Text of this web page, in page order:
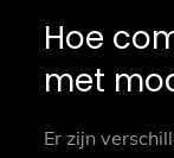
Hoe
met
Er zijn